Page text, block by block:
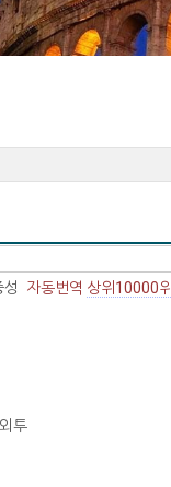
성 자동번역 상위10000위
투